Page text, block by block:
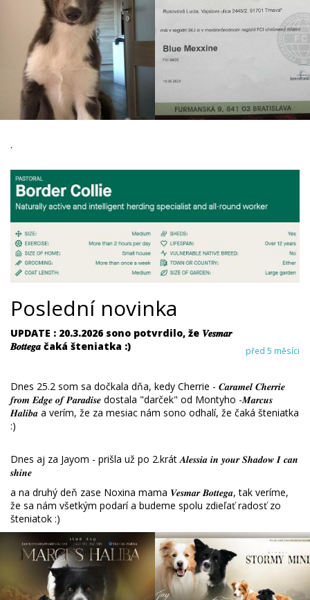
.
Poslední novinka
před 5 měsíci
UPDATE : 20.3.2026 sono potvrdilo, že 𝑽𝒆𝒔𝒎𝒂𝒓
𝑩𝒐𝒕𝒕𝒆𝒈𝒂 čaká šteniatka :)
Dnes 25.2 som sa dočkala dňa, kedy Cherrie - 𝑪𝒂𝒓𝒂𝒎𝒆𝒍 𝑪𝒉𝒆𝒓𝒓𝒊𝒆
𝒇𝒓𝒐𝒎 𝑬𝒅𝒈𝒆 𝒐𝒇 𝑷𝒂𝒓𝒂𝒅𝒊𝒔𝒆 dostala "darček" od Montyho -𝑴𝒂𝒓𝒄𝒖𝒔
𝑯𝒂𝒍𝒊𝒃𝒂 a verím, že za mesiac nám sono odhalí, že čaká šteniatka
:)
Dnes aj za Jayom - prišla už po 2.krát 𝑨𝒍𝒆𝒔𝒔𝒊𝒂 𝒊𝒏 𝒚𝒐𝒖𝒓 𝑺𝒉𝒂𝒅𝒐𝒘 𝑰 𝒄𝒂𝒏
𝒔𝒉𝒊𝒏𝒆
a na druhý deň zase Noxina mama 𝑽𝒆𝒔𝒎𝒂𝒓 𝑩𝒐𝒕𝒕𝒆𝒈𝒂, tak veríme,
že sa nám všetkým podarí a budeme spolu zdieľať radosť zo
šteniatok :)